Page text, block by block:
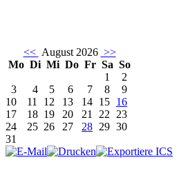
<< August 2026 >>
Mo Di Mi Do Fr Sa So
1
2
3
4 5 6 7 8
9
10
11 12 13 14 15 16
17
18 19 20 21 22 23
24
25 26 27 28 29 30
31